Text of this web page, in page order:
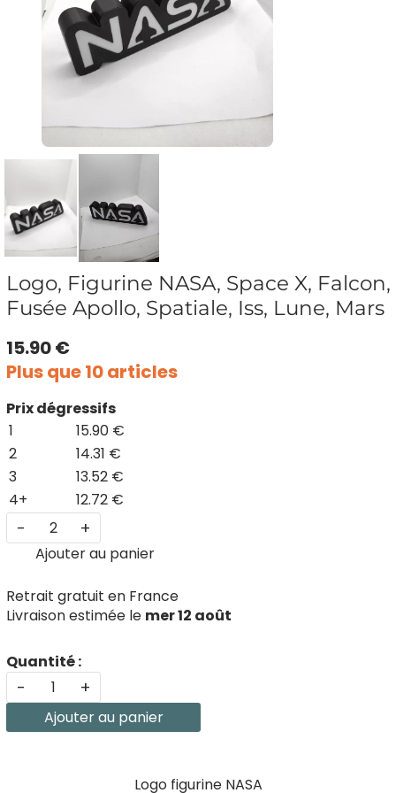
Logo, Figurine NASA, Space X, Falcon,
Fusée Apollo, Spatiale, Iss, Lune, Mars
15.90 €
Plus que 10 articles
Prix dégressifs
1
15.90 €
2
14.31 €
3
13.52 €
4+
12.72 €
- +
Ajouter au panier
Retrait gratuit en France
Livraison estimée le mer 12 août
Quantité :
- +
Ajouter au panier
Logo figurine NASA